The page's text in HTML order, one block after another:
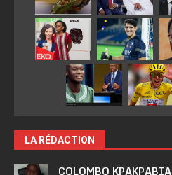
LA RÉDACTION
COLOMBO KPAKPABIA